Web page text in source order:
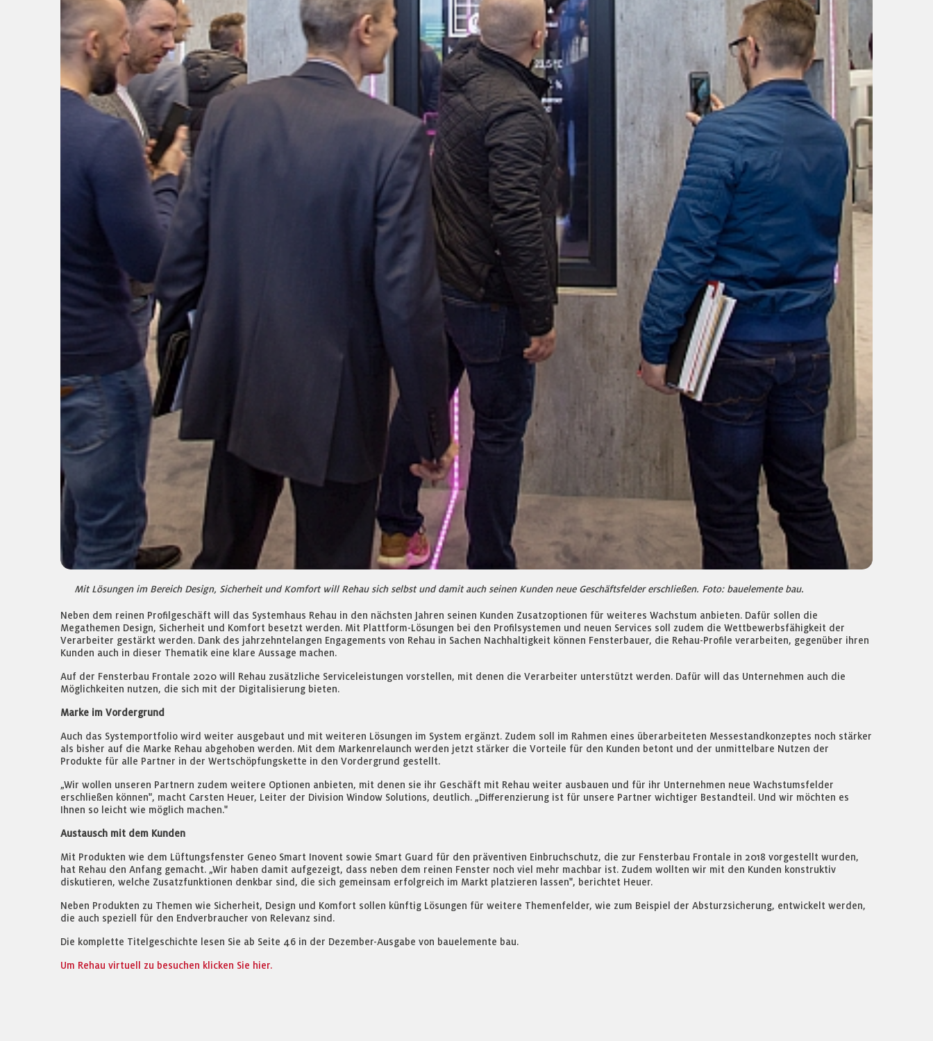
Mit Lösungen im Bereich Design, Sicherheit und Komfort will Rehau sich selbst und damit auch seinen Kunden neue Geschäftsfelder erschließen. Foto: bauelemente bau.
Neben dem reinen Profilgeschäft will das Systemhaus Rehau in den nächsten Jahren seinen Kunden Zusatzoptionen für weiteres Wachstum anbieten. Dafür sollen die
Megathemen Design, Sicherheit und Komfort besetzt werden. Mit Plattform-Lösungen bei den Profilsystemen und neuen Services soll zudem die Wettbewerbsfähigkeit der
Verarbeiter gestärkt werden. Dank des jahrzehntelangen Engagements von Rehau in Sachen Nachhaltigkeit können Fensterbauer, die Rehau-Profile verarbeiten, gegenüber ihren
Kunden auch in dieser Thematik eine klare Aussage machen.
Auf der Fensterbau Frontale 2020 will Rehau zusätzliche Serviceleistungen vorstellen, mit denen die Verarbeiter unterstützt werden. Dafür will das Unternehmen auch die
Möglichkeiten nutzen, die sich mit der Digitalisierung bieten.
Marke im Vordergrund
Auch das Systemportfolio wird weiter ausgebaut und mit weiteren Lösungen im System ergänzt. Zudem soll im Rahmen eines überarbeiteten Messestandkonzeptes noch stärker
als bisher auf die Marke Rehau abgehoben werden. Mit dem Markenrelaunch werden jetzt stärker die Vorteile für den Kunden betont und der unmittelbare Nutzen der
Produkte für alle Partner in der Wertschöpfungskette in den Vordergrund gestellt.
„Wir wollen unseren Partnern zudem weitere Optionen anbieten, mit denen sie ihr Geschäft mit Rehau weiter ausbauen und für ihr Unternehmen neue Wachstumsfelder
erschließen können", macht Carsten Heuer, Leiter der Division Window Solutions, deutlich. „Differenzierung ist für unsere Partner wichtiger Bestandteil. Und wir möchten es
Ihnen so leicht wie möglich machen."
Austausch mit dem Kunden
Mit Produkten wie dem Lüftungsfenster Geneo Smart Inovent sowie Smart Guard für den präventiven Einbruchschutz, die zur Fensterbau Frontale in 2018 vorgestellt wurden,
hat Rehau den Anfang gemacht. „Wir haben damit aufgezeigt, dass neben dem reinen Fenster noch viel mehr machbar ist. Zudem wollten wir mit den Kunden konstruktiv
diskutieren, welche Zusatzfunktionen denkbar sind, die sich gemeinsam erfolgreich im Markt platzieren lassen", berichtet Heuer.
Neben Produkten zu Themen wie Sicherheit, Design und Komfort sollen künftig Lösungen für weitere Themenfelder, wie zum Beispiel der Absturzsicherung, entwickelt werden,
die auch speziell für den Endverbraucher von Relevanz sind.
Die komplette Titelgeschichte lesen Sie ab Seite 46 in der Dezember-Ausgabe von bauelemente bau.
Um Rehau virtuell zu besuchen klicken Sie hier.